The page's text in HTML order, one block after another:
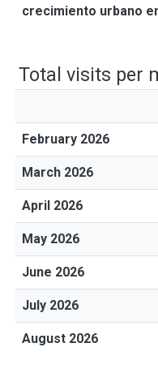
crecimiento urbano
Total visits per
February 2026
March 2026
April 2026
May 2026
June 2026
July 2026
August 2026